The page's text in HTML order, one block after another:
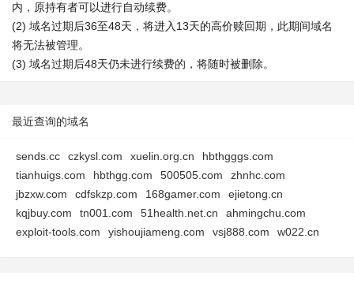
内，原持有者可以进行自动续费。
(2) 域名过期后36至48天，将进入13天的高价赎回期，此期间域名
将无法被管理。
(3) 域名过期后48天仍未进行续费的，将随时被删除。
最近查询的域名
sends.cc czkysl.com xuelin.org.cn
hbthgggs.com
tianhuigs.com
hbthgg.com 500505.com
zhnhc.com
jbzxw.com
cdfskzp.com 168gamer.com
ejietong.cn
kqjbuy.com
tn001.com 51health.net.cn
ahmingchu.com
exploit-tools.com
yishoujiameng.com vsj888.com w022.cn